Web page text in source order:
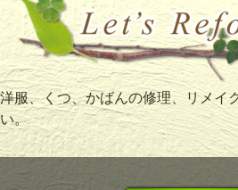
洋服、くつ、かばんの修理、リメイ
い。